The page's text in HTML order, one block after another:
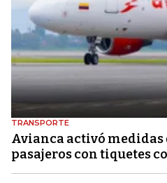
TRANSPORTE
Avianca activó medidas
pasajeros con tiquetes